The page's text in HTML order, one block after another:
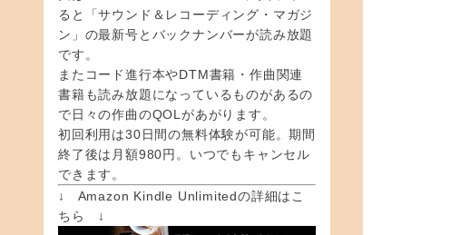
ると「サウンド＆レコーディング・マガジ
ン」の最新号とバックナンバーが読み放題
です。
またコード進行本やDTM書籍・作曲関連
書籍も読み放題になっているものがあるの
で日々の作曲のQOLがあがります。
初回利用は30日間の無料体験が可能。期間
終了後は月額980円。いつでもキャンセル
できます。
↓ Amazon Kindle Unlimitedの詳細はこ
ちら ↓